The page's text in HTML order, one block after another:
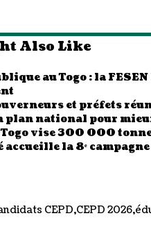
Also Like
au Togo : la
et préfets
plan national pour
Togo vise 300 000
accueille la 8ᵉ
CEPD CEPD 2026